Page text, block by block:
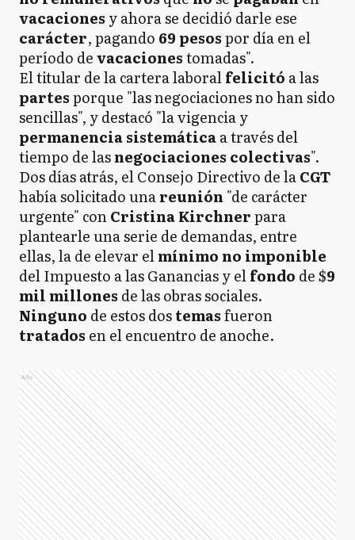
vacaciones y ahora se decidió darle ese
carácter, pagando 69 pesospor día en el
período devacacionestomadas".
El titular de la cartera laboralfelicitó a las
partesporque "las negociaciones no han sido
sencillas", y destacó "la vigencia y
permanencia sistemáticaa través del
tiempo de lasnegociaciones colectivas".
Dos días atrás, el Consejo Directivo de laCGT
había solicitado unareunión "de carácter
urgente" conCristina Kirchnerpara
plantearle una serie de demandas, entre
ellas, la de elevar elmínimo no imponible
del Impuesto a las Ganancias y elfondo de $9
mil millones de las obras sociales.
Ninguno de estos dostemasfueron
tratados en el encuentro de anoche.
Ads